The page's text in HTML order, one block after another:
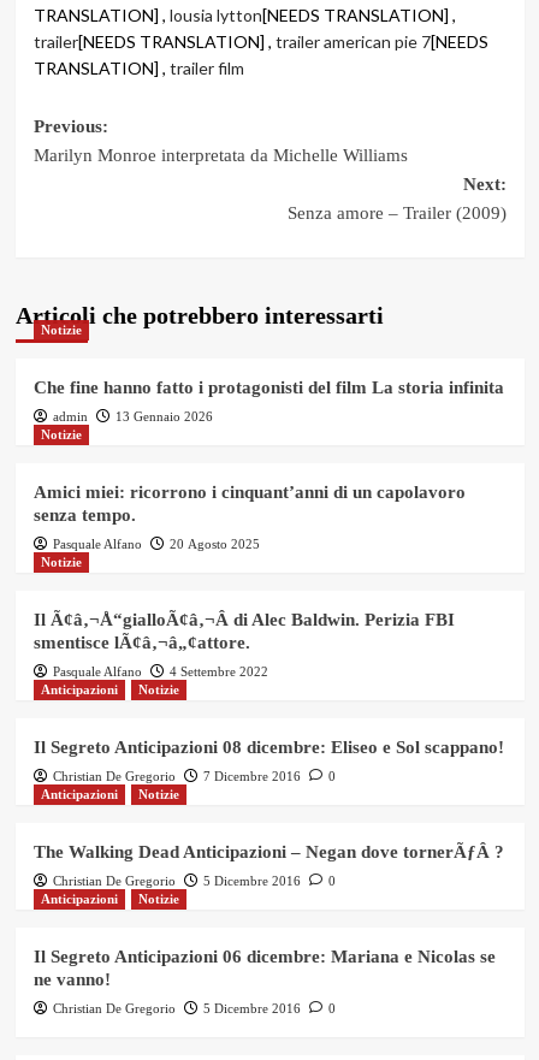
TRANSLATION] , lousia lytton[NEEDS TRANSLATION] ,
trailer[NEEDS TRANSLATION] , trailer american pie 7[NEEDS
TRANSLATION] , trailer film
Post
Previous:
Marilyn Monroe interpretata da Michelle Williams
Next:
Senza amore – Trailer (2009)
Articoli che potrebbero interessarti
Notizie
Che fine hanno fatto i protagonisti del film La storia infinita
admin
13 Gennaio 2026
Notizie
Amici miei: ricorrono i cinquant’anni di un capolavoro
senza tempo.
Pasquale Alfano
20 Agosto 2025
Notizie
Il Ã¢â‚¬Å“gialloÃ¢â‚¬Â di Alec Baldwin. Perizia FBI
smentisce lÃ¢â‚¬â„¢attore.
Pasquale Alfano
4 Settembre 2022
Anticipazioni
Notizie
Il Segreto Anticipazioni 08 dicembre: Eliseo e Sol scappano!
Christian De Gregorio 7 Dicembre 2016
0
Anticipazioni
Notizie
The Walking Dead Anticipazioni – Negan dove tornerÃƒÂ ?
Christian De Gregorio 5 Dicembre 2016
0
Anticipazioni
Notizie
Il Segreto Anticipazioni 06 dicembre: Mariana e Nicolas se
ne vanno!
Christian De Gregorio 5 Dicembre 2016 0